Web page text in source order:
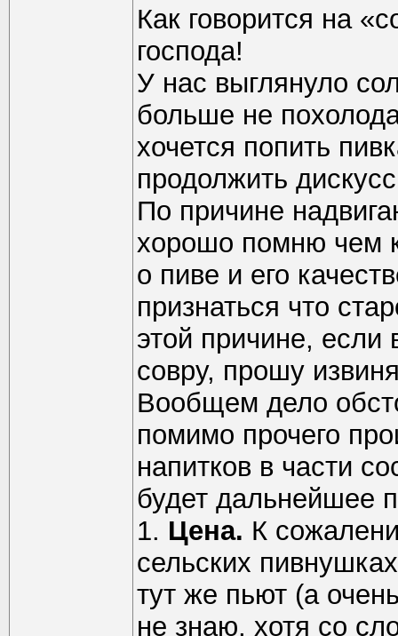
Как говорится на
господа!
У нас выглянуло
больше не
хочется попить
продолжить
По причине
хорошо помню чем
о пиве и его
признаться что
этой причине,
совру, прошу
Вообщем дело
помимо прочего
напитков в части
будет дальнейшее
1. Цена. К
сельских
тут же пьют (а
не знаю, хотя со